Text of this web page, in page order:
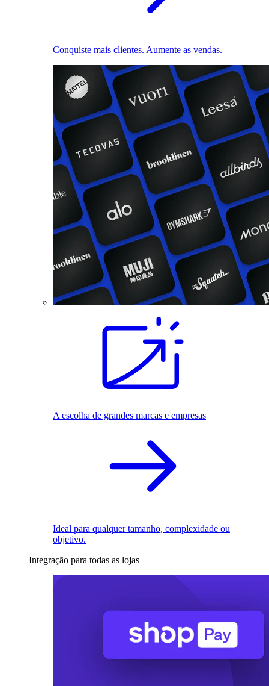
Conquiste mais clientes. Aumente as vendas.
A escolha de grandes marcas e empresas
Ideal para qualquer tamanho, complexidade ou
objetivo.
Integração para todas as lojas